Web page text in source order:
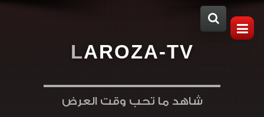
LAROZA-TV
شاهد ما تحب وقت العرض